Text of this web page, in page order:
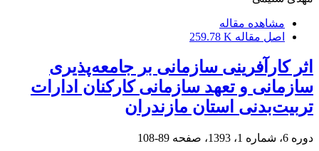
مشاهده مقاله
اصل مقاله 259.78 K
اثر کارآفرینی سازمانی بر جامعه‌پذیری
سازمانی و تعهد سازمانی کارکنان ادارات
تربیت‌بدنی استان مازندران
دوره 6، شماره 1، 1393، صفحه 89-108